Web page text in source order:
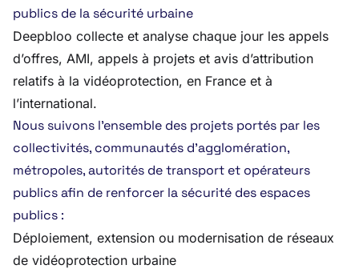
publics de la sécurité urbaine
Deepbloo collecte et analyse chaque jour les appels
d’offres, AMI, appels à projets et avis d’attribution
relatifs à la vidéoprotection, en France et à
l’international.
Nous suivons l’ensemble des projets portés par les
collectivités, communautés d’agglomération,
métropoles, autorités de transport et opérateurs
publics afin de renforcer la sécurité des espaces
publics :
Déploiement, extension ou modernisation de réseaux
de vidéoprotection urbaine